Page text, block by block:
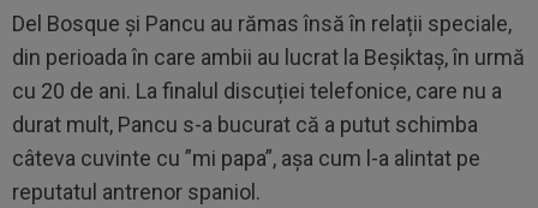
Del Bosque și Pancu au rămas însă în relații speciale,
din perioada în care ambii au lucrat la Beșiktaș, în urmă
cu 20 de ani. La finalul discuției telefonice, care nu a
durat mult, Pancu s-a bucurat că a putut schimba
câteva cuvinte cu ”mi papa”, așa cum l-a alintat pe
reputatul antrenor spaniol.